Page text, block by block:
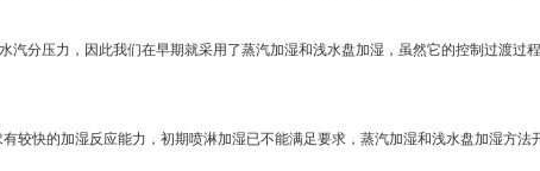
汽分压力，因此我们在早期就采用了蒸汽加湿和浅水盘加湿，虽然它的控制过渡
较快的加湿反应能力，初期喷淋加湿已不能满足要求，蒸汽加湿和浅水盘加湿方法